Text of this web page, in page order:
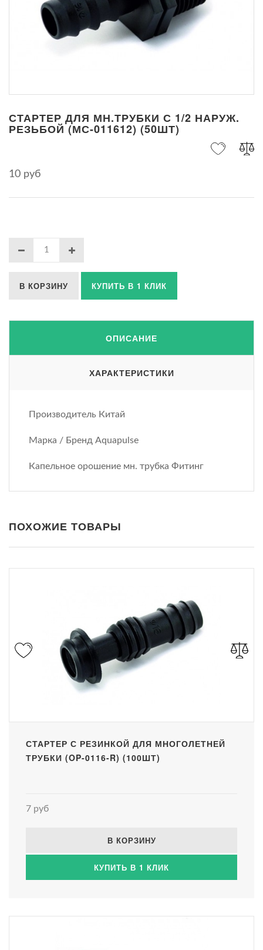
СТАРТЕР ДЛЯ МН.ТРУБКИ С 1/2 НАРУЖ.
РЕЗЬБОЙ (МС-011612) (50ШТ)
10 руб
В КОРЗИНУ КУПИТЬ В 1 КЛИК
ОПИСАНИЕ
ХАРАКТЕРИСТИКИ
Производитель Китай
Марка / Бренд Aquapulse
Капельное орошение мн. трубка Фитинг
ПОХОЖИЕ ТОВАРЫ
СТАРТЕР С РЕЗИНКОЙ ДЛЯ МНОГОЛЕТНЕЙ
ТРУБКИ (OP-0116-R) (100ШТ)
7 руб
В КОРЗИНУ
КУПИТЬ В 1 КЛИК